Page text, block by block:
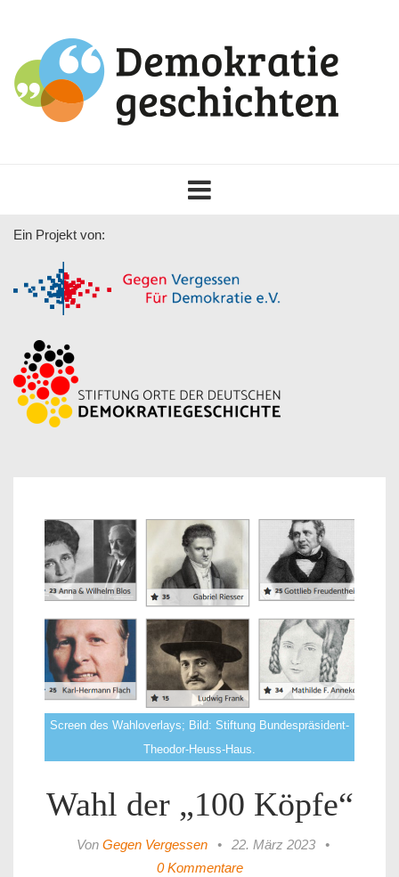
navigation
Ein Projekt von:
Screen des Wahloverlays; Bild: Stiftung Bundespräsident-
Theodor-Heuss-Haus.
Wahl der „100 Köpfe“
Von Gegen Vergessen • 22. März 2023
•
0 Kommentare